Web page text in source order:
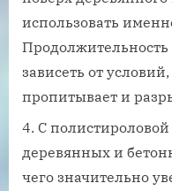
использовать
зависеть от
пропитывает и
С
деревянных и
чего значительно